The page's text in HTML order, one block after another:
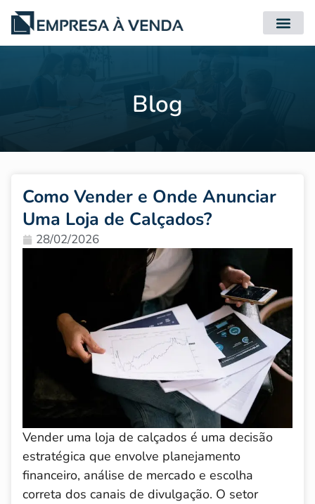
Blog
Como Vender e Onde Anunciar
Uma Loja de Calçados?
28/02/2026
Vender uma loja de calçados é uma decisão
estratégica que envolve planejamento
financeiro, análise de mercado e escolha
correta dos canais de divulgação. O setor